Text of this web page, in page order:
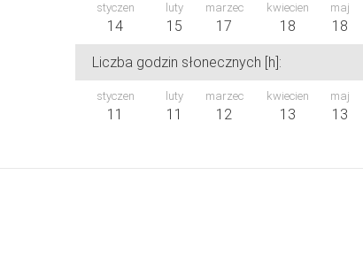
styczen
14
luty
15
marzec
17
kwiecien
18
maj
18
Liczba godzin słonecznych [h]:
styczen
11
luty
11
marzec
12
kwiecien
13
maj
13